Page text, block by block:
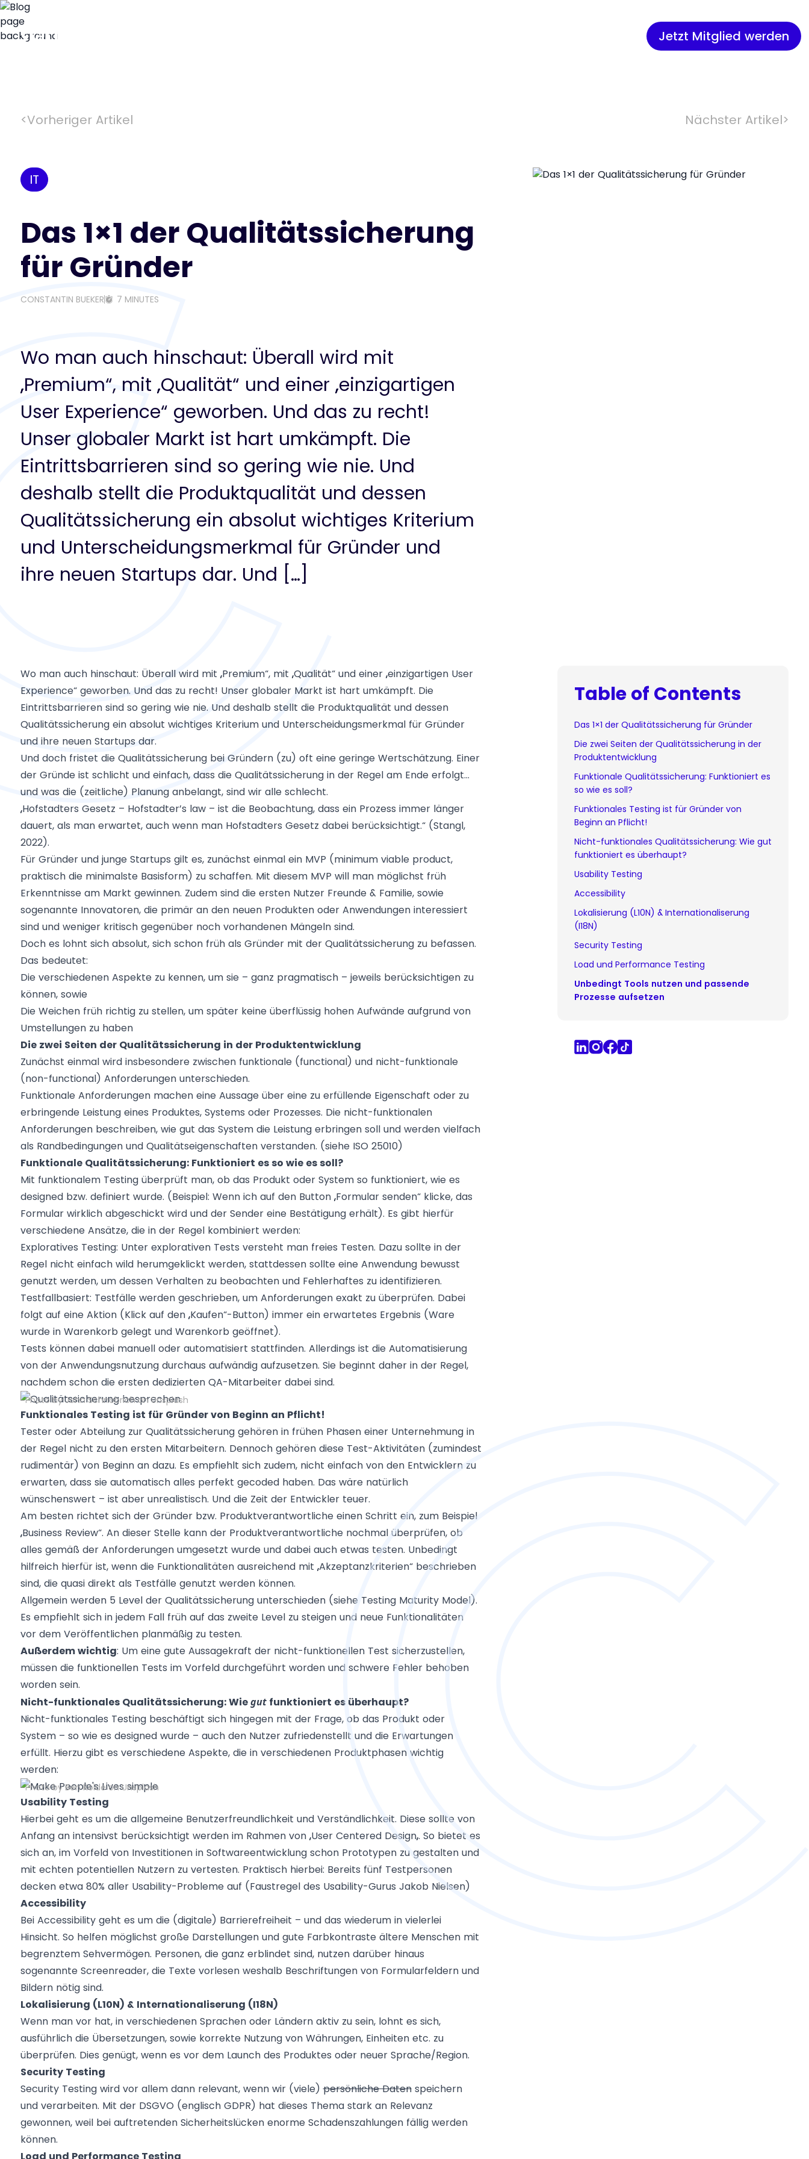
Jetzt Mitglied werden
<Vorheriger Artikel Nächster Artikel>
IT
Das 1×1 der Qualitätssicherung
für Gründer
CONSTANTIN BUEKER 7 MINUTES
Wo man auch hinschaut: Überall wird mit
„Premium“, mit „Qualität“ und einer „einzigartigen
User Experience“ geworben. Und das zu recht!
Unser globaler Markt ist hart umkämpft. Die
Eintrittsbarrieren sind so gering wie nie. Und
deshalb stellt die Produktqualität und dessen
Qualitätssicherung ein absolut wichtiges Kriterium
und Unterscheidungsmerkmal für Gründer und
ihre neuen Startups dar. Und […]
Table of Contents
Das 1×1 der Qualitätssicherung für Gründer
Die zwei Seiten der Qualitätssicherung in der
Produktentwicklung
Funktionale Qualitätssicherung: Funktioniert es
so wie es soll?
Funktionales Testing ist für Gründer von
Beginn an Pflicht!
Nicht-funktionales Qualitätssicherung: Wie gut
funktioniert es überhaupt?
Usability Testing
Accessibility
Lokalisierung (L10N) & Internationaliserung
(I18N)
Security Testing
Load und Performance Testing
Unbedingt Tools nutzen und passende
Prozesse aufsetzen
Wo man auch hinschaut: Überall wird mit „Premium“, mit „Qualität“ und einer „einzigartigen User
Experience“ geworben. Und das zu recht! Unser globaler Markt ist hart umkämpft. Die
Eintrittsbarrieren sind so gering wie nie. Und deshalb stellt die Produktqualität und dessen
Qualitätssicherung ein absolut wichtiges Kriterium und Unterscheidungsmerkmal für Gründer
und ihre neuen Startups dar.
Und doch fristet die Qualitätssicherung bei Gründern (zu) oft eine geringe Wertschätzung. Einer
der Gründe ist schlicht und einfach, dass die Qualitätssicherung in der Regel am Ende erfolgt…
und was die (zeitliche) Planung anbelangt, sind wir alle schlecht.
„Hofstadters Gesetz – Hofstadter’s law – ist die Beobachtung, dass ein Prozess immer länger
dauert, als man erwartet, auch wenn man Hofstadters Gesetz dabei berücksichtigt.“ (Stangl,
2022).
Für Gründer und junge Startups gilt es, zunächst einmal ein MVP (minimum viable product,
praktisch die minimalste Basisform) zu schaffen. Mit diesem MVP will man möglichst früh
Erkenntnisse am Markt gewinnen. Zudem sind die ersten Nutzer Freunde & Familie, sowie
sogenannte Innovatoren, die primär an den neuen Produkten oder Anwendungen interessiert
sind und weniger kritisch gegenüber noch vorhandenen Mängeln sind.
Doch es lohnt sich absolut, sich schon früh als Gründer mit der Qualitätssicherung zu befassen.
Das bedeutet:
Die verschiedenen Aspekte zu kennen, um sie – ganz pragmatisch – jeweils berücksichtigen zu
können, sowie
Die Weichen früh richtig zu stellen, um später keine überflüssig hohen Aufwände aufgrund von
Umstellungen zu haben
Die zwei Seiten der Qualitätssicherung in der Produktentwicklung
Zunächst einmal wird insbesondere zwischen funktionale (functional) und nicht-funktionale
(non-functional) Anforderungen unterschieden.
Funktionale Anforderungen machen eine Aussage über eine zu erfüllende Eigenschaft oder zu
erbringende Leistung eines Produktes, Systems oder Prozesses. Die nicht-funktionalen
Anforderungen beschreiben, wie gut das System die Leistung erbringen soll und werden vielfach
als Randbedingungen und Qualitätseigenschaften verstanden. (siehe ISO 25010)
Funktionale Qualitätssicherung: Funktioniert es so wie es soll?
Mit funktionalem Testing überprüft man, ob das Produkt oder System so funktioniert, wie es
designed bzw. definiert wurde. (Beispiel: Wenn ich auf den Button „Formular senden“ klicke, das
Formular wirklich abgeschickt wird und der Sender eine Bestätigung erhält). Es gibt hierfür
verschiedene Ansätze, die in der Regel kombiniert werden:
Exploratives Testing: Unter explorativen Tests versteht man freies Testen. Dazu sollte in der
Regel nicht einfach wild herumgeklickt werden, stattdessen sollte eine Anwendung bewusst
genutzt werden, um dessen Verhalten zu beobachten und Fehlerhaftes zu identifizieren.
Testfallbasiert: Testfälle werden geschrieben, um Anforderungen exakt zu überprüfen. Dabei
folgt auf eine Aktion (Klick auf den „Kaufen“-Button) immer ein erwartetes Ergebnis (Ware
wurde in Warenkorb gelegt und Warenkorb geöffnet).
Tests können dabei manuell oder automatisiert stattfinden. Allerdings ist die Automatisierung
von der Anwendungsnutzung durchaus aufwändig aufzusetzen. Sie beginnt daher in der Regel,
nachdem schon die ersten dedizierten QA-Mitarbeiter dabei sind.
Photo by John Schnobrich on Unsplash
Funktionales Testing ist für Gründer von Beginn an Pflicht!
Tester oder Abteilung zur Qualitätssicherung gehören in frühen Phasen einer Unternehmung in
der Regel nicht zu den ersten Mitarbeitern. Dennoch gehören diese Test-Aktivitäten (zumindest
rudimentär) von Beginn an dazu. Es empfiehlt sich zudem, nicht einfach von den Entwicklern zu
erwarten, dass sie automatisch alles perfekt gecoded haben. Das wäre natürlich
wünschenswert – ist aber unrealistisch. Und die Zeit der Entwickler teuer.
Am besten richtet sich der Gründer bzw. Produktverantwortliche einen Schritt ein, zum Beispiel
„Business Review“. An dieser Stelle kann der Produktverantwortliche nochmal überprüfen, ob
alles gemäß der Anforderungen umgesetzt wurde und dabei auch etwas testen. Unbedingt
hilfreich hierfür ist, wenn die Funktionalitäten ausreichend mit „Akzeptanzkriterien“ beschrieben
sind, die quasi direkt als Testfälle genutzt werden können.
Allgemein werden 5 Level der Qualitätssicherung unterschieden (siehe Testing Maturity Model).
Es empfiehlt sich in jedem Fall früh auf das zweite Level zu steigen und neue Funktionalitäten
vor dem Veröffentlichen planmäßig zu testen.
Außerdem wichtig: Um eine gute Aussagekraft der nicht-funktionellen Test sicherzustellen,
müssen die funktionellen Tests im Vorfeld durchgeführt worden und schwere Fehler behoben
worden sein.
Nicht-funktionales Qualitätssicherung: Wiegutfunktioniert es überhaupt?
Nicht-funktionales Testing beschäftigt sich hingegen mit der Frage, ob das Produkt oder
System – so wie es designed wurde – auch den Nutzer zufriedenstellt und die Erwartungen
erfüllt. Hierzu gibt es verschiedene Aspekte, die in verschiedenen Produktphasen wichtig
werden:
Photo by Ben Kolde on Unsplash
Usability Testing
Hierbei geht es um die allgemeine Benutzerfreundlichkeit und Verständlichkeit. Diese sollte von
Anfang an intensivst berücksichtigt werden im Rahmen von „User Centered Design„. So bietet es
sich an, im Vorfeld von Investitionen in Softwareentwicklung schon Prototypen zu gestalten und
mit echten potentiellen Nutzern zu vertesten. Praktisch hierbei: Bereits fünf Testpersonen
decken etwa 80% aller Usability-Probleme auf (Faustregel des Usability-Gurus Jakob Nielsen)
Accessibility
Bei Accessibility geht es um die (digitale) Barrierefreiheit – und das wiederum in vielerlei
Hinsicht. So helfen möglichst große Darstellungen und gute Farbkontraste ältere Menschen mit
begrenztem Sehvermögen. Personen, die ganz erblindet sind, nutzen darüber hinaus
sogenannte Screenreader, die Texte vorlesen weshalb Beschriftungen von Formularfeldern und
Bildern nötig sind.
Lokalisierung (L10N) & Internationaliserung (I18N)
Wenn man vor hat, in verschiedenen Sprachen oder Ländern aktiv zu sein, lohnt es sich,
ausführlich die Übersetzungen, sowie korrekte Nutzung von Währungen, Einheiten etc. zu
überprüfen. Dies genügt, wenn es vor dem Launch des Produktes oder neuer Sprache/Region.
Security Testing
Security Testing wird vor allem dann relevant, wenn wir (viele)persönliche Datenspeichern
und verarbeiten. Mit der DSGVO (englisch GDPR) hat dieses Thema stark an Relevanz
gewonnen, weil bei auftretenden Sicherheitslücken enorme Schadenszahlungen fällig werden
können.